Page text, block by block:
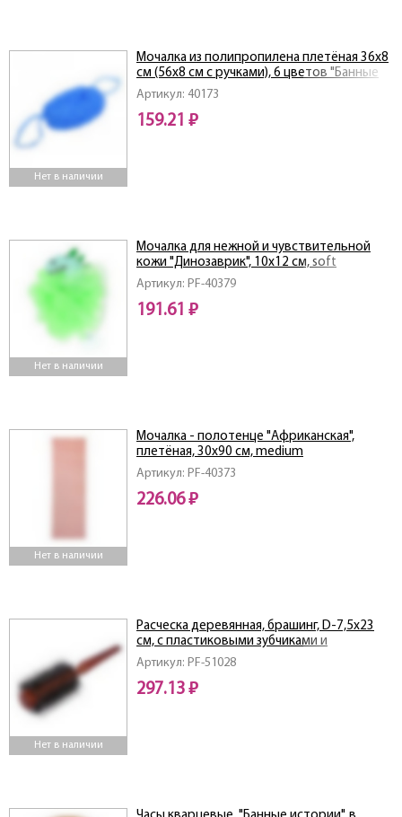
Нет в наличии
Артикул: 40173
Мочалка из полипропилена плетёная 36х8
см (56х8 см с ручками), 6 цветов "Банные
штучки" / 30
159.21 ₽
Нет в наличии
Артикул: PF-40379
Мочалка для нежной и чувствительной
кожи "Динозаврик", 10х12 см, soft
191.61 ₽
Нет в наличии
Артикул: PF-40373
Мочалка - полотенце "Африканская",
плетёная, 30х90 см, medium
226.06 ₽
Нет в наличии
Артикул: PF-51028
Расческа деревянная, брашинг, D-7,5х23
см, с пластиковыми зубчиками и
натуральной щетиной
297.13 ₽